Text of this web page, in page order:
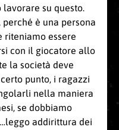
su questo.
è una persona
riteniamo essere
con il giocatore allo
la società deve
punto, i ragazzi
nella maniera
se dobbiamo
addirittura dei